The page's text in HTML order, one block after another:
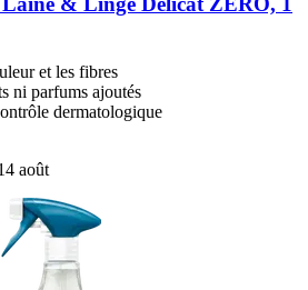
et les fibres
ni parfums ajoutés
dermatologique
août